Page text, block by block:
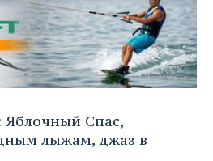
Спас,
лыжам, джаз в